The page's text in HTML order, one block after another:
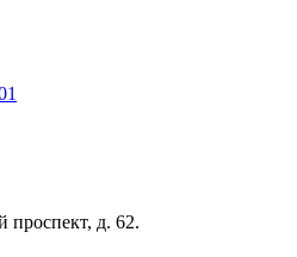
проспект, д. 62.